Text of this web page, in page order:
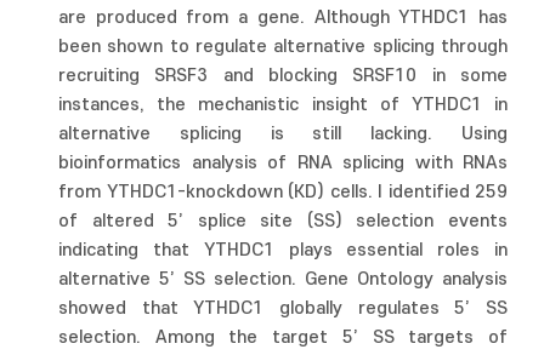
are produced from a gene. Although YTHDC1 has
been shown to regulate alternative splicing through
recruiting SRSF3 and blocking SRSF10 in some
instances, the mechanistic insight of YTHDC1 in
alternative splicing is still lacking. Using
bioinformatics analysis of RNA splicing with RNAs
from YTHDC1-knockdown (KD) cells. I identified 259
of altered 5’ splice site (SS) selection events
indicating that YTHDC1 plays essential roles in
alternative 5’ SS selection. Gene Ontology analysis
showed that YTHDC1 globally regulates 5’ SS
selection. Among the target 5’ SS targets of